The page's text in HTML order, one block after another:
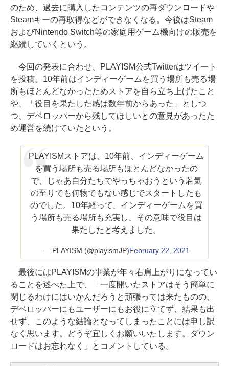
のため、過去に購入したコンテンツの再ダウンロードや
Steamキーの再取得などができなくなる。今後はSteam
およびNintendo Switch等の家庭用ゲーム機向けの販売を
継続していくという。
今回の発表に合わせ、PLAYISM公式Twitterはツイート
を投稿。10年前はインディーゲームを買う場所も売る場
所もほとんどなかったためストアを自ら立ち上げたこと
や、「役目を果たした感は数年前からあった」としつ
つ、デベロッパーから残してほしいとの意見があったた
め運営を続けていたという。
PLAYISMストアは、10年前、インディーゲーム
を買う場所も売る場所もほとんどなかったの
で、じゃあ自分たちでやっちゃおうという若気
の至りでも何物でもない感じでスタートしたも
のでした。10年経って、インディーゲームを買
う場所も売る場所も充実し、その意味で役目は
果たしたと考えました。
— PLAYISM (@playismJP)February 22, 2021
最後にはPLAYISMの事業が年々右肩上がりになってい
ることを述べた上で、「一度開いたストアはそう簡単に
閉じるわけにはいかんだろうと頑張っては来たものの、
デベロッパーにもユーザーにもお役に立てず、結果も出
せず、このような結論となってしまったことには申し訳
なく思います。どうぞ宜しくお願いいたします。ダウン
ロードはお忘れなく」とコメントしている。